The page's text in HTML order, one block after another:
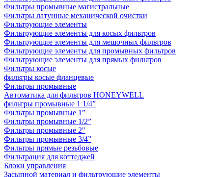
Фильтры промывные магистральные
Фильтры латунные механической очистки
Фильтрующие элементы
Фильтрующие элементы для косых фильтров
Фильтрующие элементы для мешочных фильтров
Фильтрующие элементы для промывных фильтров
Фильтрующие элементы для прямых фильтров
Фильтры косые
фильтры косые фланцевые
Фильтры промывные
Автоматика для фильтров HONEYWELL
фильтры промывные 1 1/4”
Фильтры промывные 1”
Фильтры промывные 1/2”
Фильтры промывные 2"
Фильтры промывные 3/4”
Фильтры прямые резьбовые
Фильтрация для коттеджей
Блоки управления
Засыпной материал и фильтрующие элементы